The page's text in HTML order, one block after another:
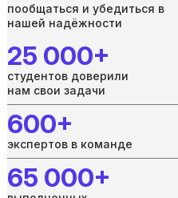
пообщаться и убедиться в
нашей надёжности
25 000+
студентов доверили
нам свои задачи
600+
экспертов в команде
65 000+